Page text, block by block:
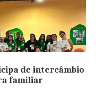
de intercâmbio
familiar